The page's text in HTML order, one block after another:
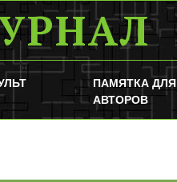
ПАМЯТКА ДЛЯ
АВТОРОВ